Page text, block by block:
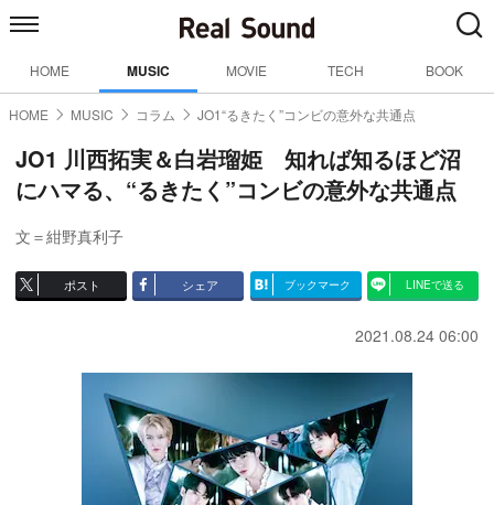
HOME MUSIC MOVIE TECH BOOK
HOME MUSIC コラム JO1“るきたく”コンビの意外な共通点
JO1 川西拓実＆白岩瑠姫 知れば知るほど沼
にハマる、“るきたく”コンビの意外な共通点
文＝紺野真利子
ポスト シェア ブックマーク LINEで送る
2021.08.24 06:00